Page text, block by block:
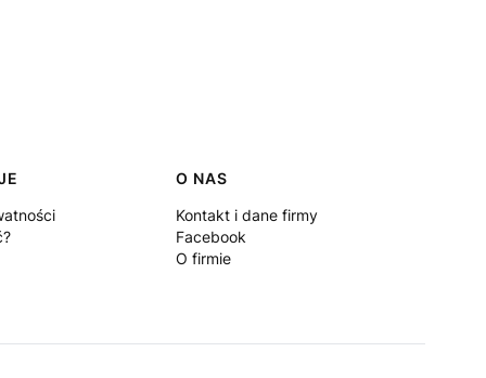
O NAS
Kontakt i dane firmy
Facebook
O firmie